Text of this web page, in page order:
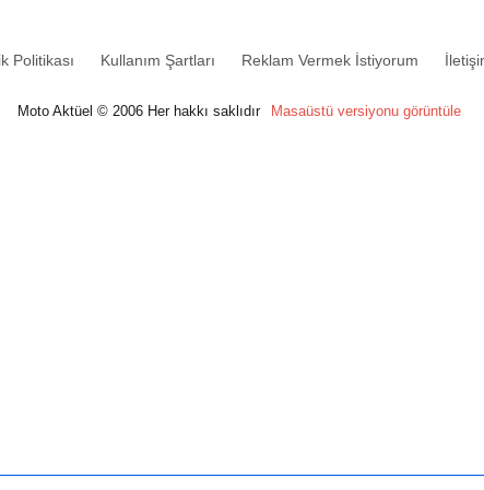
Politikası Kullanım Şartları Reklam Vermek İstiyorum
Moto Aktüel © 2006 Her hakkı saklıdır Masaüstü versiyonu görüntüle